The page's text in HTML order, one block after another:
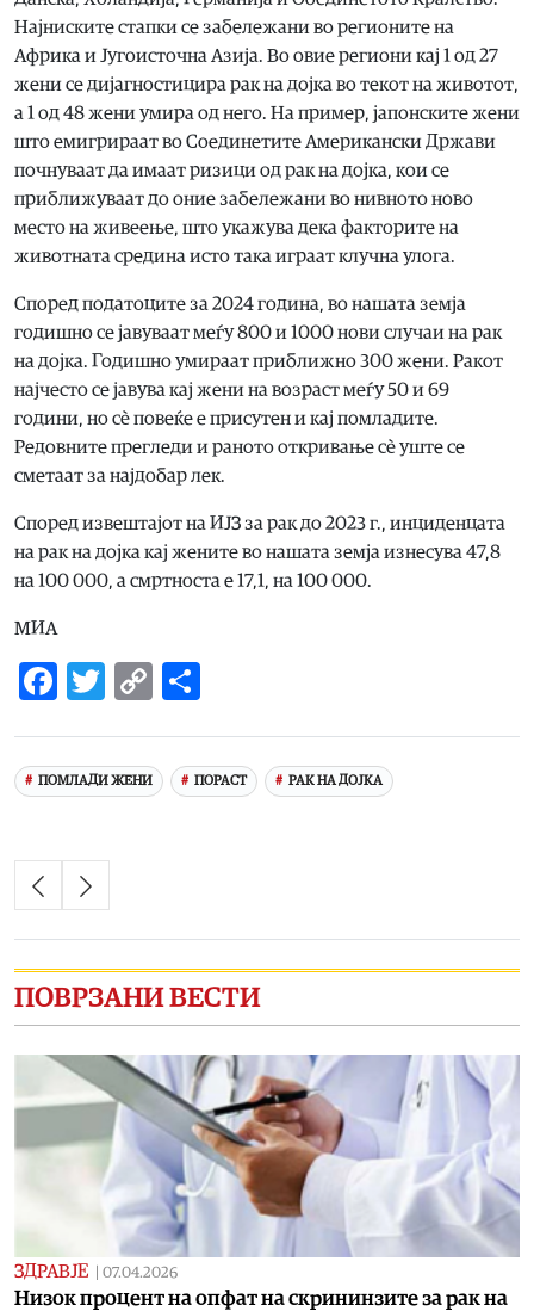
Најниските стапки се забележани во регионите на
Африка и Југоисточна Азија. Во овие региони кај 1 од 27
жени се дијагностицира рак на дојка во текот на животот,
а 1 од 48 жени умира од него. На пример, јапонските жени
што емигрираат во Соединетите Американски Држави
почнуваат да имаат ризици од рак на дојка, кои се
приближуваат до оние забележани во нивното ново
место на живеење, што укажува дека факторите на
животната средина исто така играат клучна улога.
Според податоците за 2024 година, во нашата земја
годишно се јавуваат меѓу 800 и 1000 нови случаи на рак
на дојка. Годишно умираат приближно 300 жени. Ракот
најчесто се јавува кај жени на возраст меѓу 50 и 69
години, но сè повеќе е присутен и кај помладите.
Редовните прегледи и раното откривање сè уште се
сметаат за најдобар лек.
Според извештајот на ИЈЗ за рак до 2023 г., инциденцата
на рак на дојка кај жените во нашата земја изнесува 47,8
на 100 000, а смртноста е 17,1, на 100 000.
МИА
Facebook
Twitter
Copy
ПОМЛАДИ ЖЕНИ ПОРАСТ РАК НА ДОЈКА
ПОВРЗАНИ ВЕСТИ
ЗДРАВЈЕ 07.04.2026
Низок процент на опфат на скрининзите за рак на